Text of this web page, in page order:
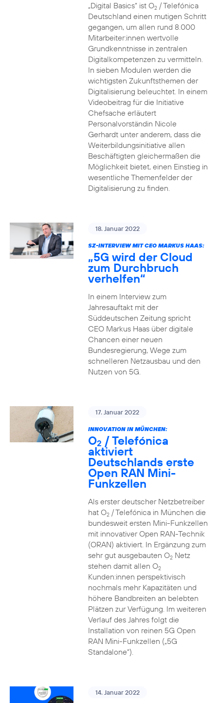
„Digital Basics“ ist O2/ Telefónica
Deutschland einen mutigen Schritt
gegangen, um allen rund 8.000
Mitarbeiter:innen wertvolle
Grundkenntnisse in zentralen
Digitalkompetenzen zu vermitteln.
In sieben Modulen werden die
wichtigsten Zukunftsthemen der
Digitalisierung beleuchtet. In einem
Videobeitrag für die Initiative
Chefsache erläutert
Personalvorständin Nicole
Gerhardt unter anderem, dass die
Weiterbildungsinitiative allen
Beschäftigten gleichermaßen die
Möglichkeit bietet, einen Einstieg in
wesentliche Themenfelder der
Digitalisierung zu finden.
18. Januar 2022
SZ-INTERVIEW MIT CEO MARKUS HAAS:
„5G wird der Cloud
zum Durchbruch
verhelfen“
In einem Interview zum
Jahresauftakt mit der
Süddeutschen Zeitung spricht
CEO Markus Haas über digitale
Chancen einer neuen
Bundesregierung, Wege zum
schnelleren Netzausbau und den
Nutzen von 5G.
17. Januar 2022
INNOVATION IN MÜNCHEN:
O2 / Telefónica
aktiviert
Deutschlands erste
Open RAN Mini-
Funkzellen
Als erster deutscher Netzbetreiber
hat O2/ Telefónica in München die
bundesweit ersten Mini-Funkzellen
mit innovativer Open RAN-Technik
(ORAN) aktiviert. In Ergänzung zum
sehr gut ausgebauten O2Netz
stehen damit allen O2
Kunden:innen perspektivisch
nochmals mehr Kapazitäten und
höhere Bandbreiten an belebten
Plätzen zur Verfügung. Im weiteren
Verlauf des Jahres folgt die
Installation von reinen 5G Open
RAN Mini-Funkzellen („5G
Standalone“).
14. Januar 2022